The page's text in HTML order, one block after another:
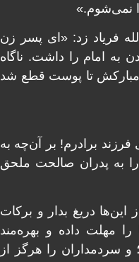
نمی‌شوم.»
فریاد زد: «ای پسر زن
به امام را داشت. ناگاه
مبارکش تا پوست قطع شد
برادرم! بر آن‌چه به
به پدران صالحت ملحق
این‌ها دریغ بدار و برکات
را مهلت داده و بهره‌مند
و سردمداران را هرگز از